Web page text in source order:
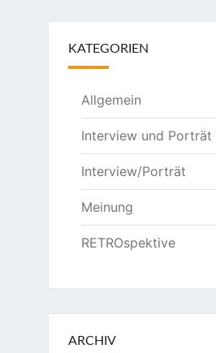
KATEGORIEN
Allgemein
Interview und Porträt
Interview/Porträt
Meinung
RETROspektive
ARCHIV